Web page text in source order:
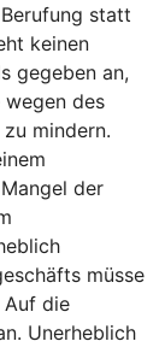
statt
keinen
gegeben an,
des
mindern.
der
müsse
Auf die
Unerheblich